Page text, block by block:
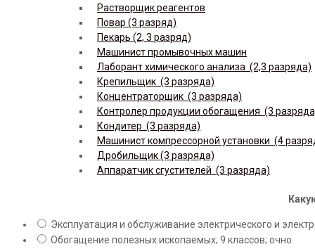
Растворщик реагентов
Повар (3 разряд)
Пекарь (2, 3 разряд)
Машинист промывочных машин
Лаборант химического анализа (2,3 разряда)
Крепильщик (3 разряда)
Концентраторщик (3 разряда)
Контролер продукции обогащения (3
Кондитер (3 разряда)
Машинист компрессорной установки (4
Дробильщик (3 разряда)
Аппаратчик сгустителей (3 разряда)
Эксплуатация и обслуживание электрического и
Обогащение полезных ископаемых; 9 классов; очно